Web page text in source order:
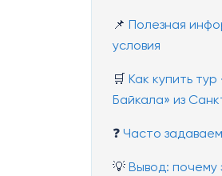
📌
Полезная
условия
🛒 Как купить
Байкала» из
❓ Часто
💡 Вывод: почему